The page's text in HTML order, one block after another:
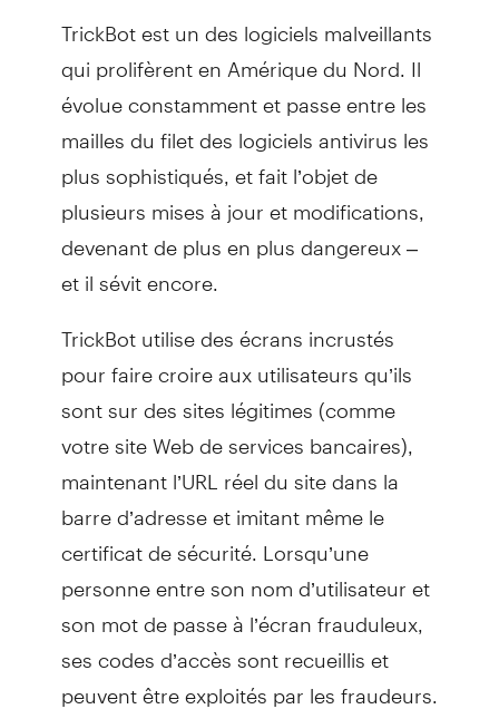
TrickBot est un des logiciels malveillants
qui prolifèrent en Amérique du Nord. Il
évolue constamment et passe entre les
mailles du filet des logiciels antivirus les
plus sophistiqués, et fait l’objet de
plusieurs mises à jour et modifications,
devenant de plus en plus dangereux –
et il sévit encore.
TrickBot utilise des écrans incrustés
pour faire croire aux utilisateurs qu’ils
sont sur des sites légitimes (comme
votre site Web de services bancaires),
maintenant l’URL réel du site dans la
barre d’adresse et imitant même le
certificat de sécurité. Lorsqu’une
personne entre son nom d’utilisateur et
son mot de passe à l’écran frauduleux,
ses codes d’accès sont recueillis et
peuvent être exploités par les fraudeurs.